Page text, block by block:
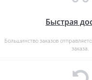
Быстрая
Большинство заказов
заказа.